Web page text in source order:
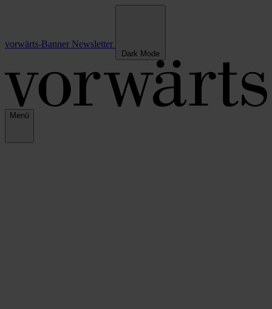
vorwärts-Banner Newsletter
Dark Mode
Menü